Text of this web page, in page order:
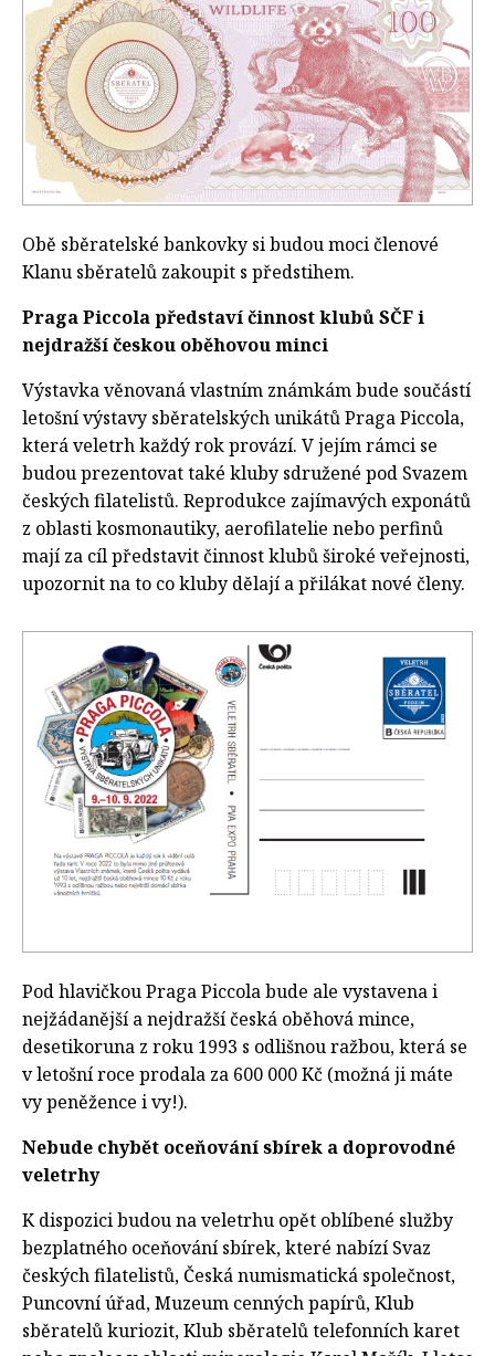
Obě sběratelské bankovky si budou moci členové
Klanu sběratelů zakoupit s předstihem.
Praga Piccola představí činnost klubů SČF i
nejdražší českou oběhovou minci
Výstavka věnovaná vlastním známkám bude součástí
letošní výstavy sběratelských unikátů Praga Piccola,
která veletrh každý rok provází. V jejím rámci se
budou prezentovat také kluby sdružené pod Svazem
českých filatelistů. Reprodukce zajímavých exponátů
z oblasti kosmonautiky, aerofilatelie nebo perfinů
mají za cíl představit činnost klubů široké veřejnosti,
upozornit na to co kluby dělají a přilákat nové členy.
Pod hlavičkou Praga Piccola bude ale vystavena i
nejžádanější a nejdražší česká oběhová mince,
desetikoruna z roku 1993 s odlišnou ražbou, která se
v letošní roce prodala za 600 000 Kč (možná ji máte
vy peněžence i vy!).
Nebude chybět oceňování sbírek a doprovodné
veletrhy
K dispozici budou na veletrhu opět oblíbené služby
bezplatného oceňování sbírek, které nabízí Svaz
českých filatelistů, Česká numismatická společnost,
Puncovní úřad, Muzeum cenných papírů, Klub
sběratelů kuriozit, Klub sběratelů telefonních karet